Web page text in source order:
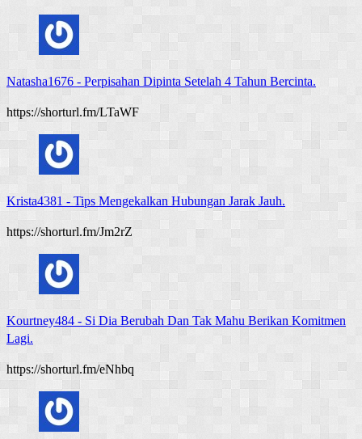
Natasha1676 - Perpisahan Dipinta Setelah 4 Tahun Bercinta.
https://shorturl.fm/LTaWF
Krista4381 - Tips Mengekalkan Hubungan Jarak Jauh.
https://shorturl.fm/Jm2rZ
Kourtney484 - Si Dia Berubah Dan Tak Mahu Berikan Komitmen
Lagi.
https://shorturl.fm/eNhbq